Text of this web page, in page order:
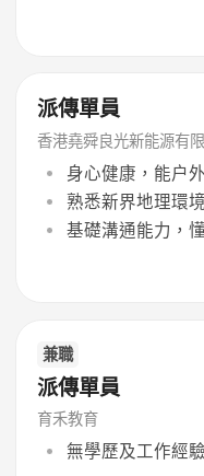
派傳單員
香港堯舜良光新能源有
身心健康，能户
熟悉新界地理環
基礎溝通能力，
兼職
派傳單員
育禾教育
無學歷及工作經